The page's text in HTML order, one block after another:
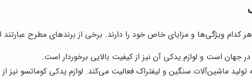
کدام ویژگی‌ها و مزایای خاص خود را دارند. برخی از برندهای مطرح عبارتند
در جهان است و لوازم یدکی آن نیز از کیفیت بالایی برخوردار است.
ماشین‌آلات سنگین و لیفتراک فعالیت می‌کند. لوازم یدکی کوماتسو نیز از